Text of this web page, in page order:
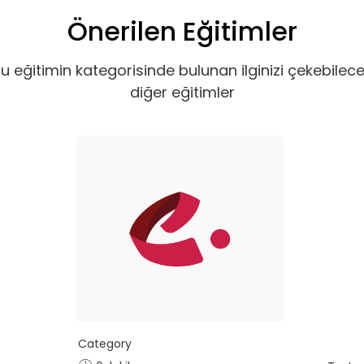
Önerilen Eğitimler
eğitimin kategorisinde bulunan ilginizi
diğer eğitimler
Category
ve yetkinlikleri
eğitimleri ve yenilikçi